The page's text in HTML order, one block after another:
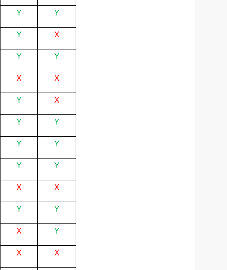
Y Y
Y X
Y Y
X X
Y X
Y Y
Y Y
Y Y
X X
Y Y
X Y
X X